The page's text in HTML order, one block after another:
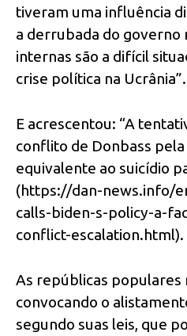
tiveram uma influência
a derrubada do governo
internas são a difícil
crise política na Ucrânia”.
E acrescentou: “A
conflito de Donbass
equivalente ao suicídio
(https://dan-news.info/
calls-biden-s-policy-a-
conflict-escalation.html).
As repúblicas populares
convocando o
segundo suas leis, que